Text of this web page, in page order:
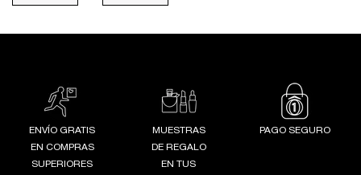
ENVÍO GRATIS
EN COMPRAS
SUPERIORES
MUESTRAS
DE REGALO
EN TUS
PAGO SEGURO